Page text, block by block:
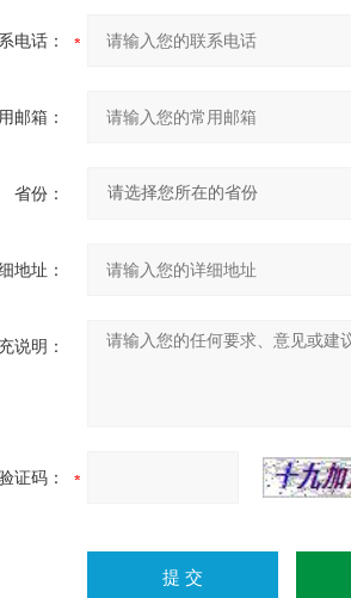
电话：
邮箱：
省份：
地址：
说明：
证码：